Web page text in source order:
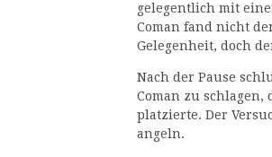
gelegentlich mit
Coman fand nicht
Gelegenheit, doch
Nach der Pause
Coman zu
platzierte. Der
angeln.